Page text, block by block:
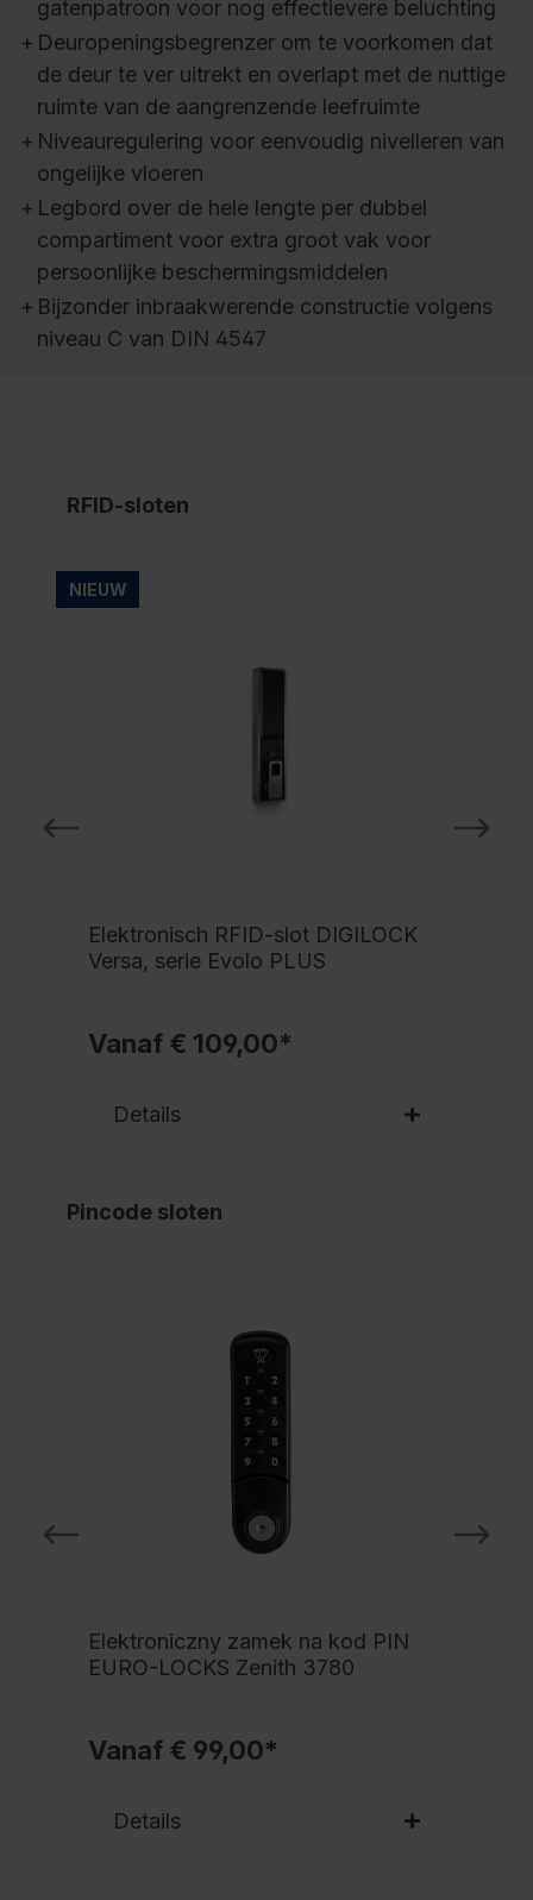
gatenpatroon voor nog effectievere beluchting
+ Deuropeningsbegrenzer om te voorkomen dat
de deur te ver uitrekt en overlapt met de nuttige
ruimte van de aangrenzende leefruimte
+ Niveauregulering voor eenvoudig nivelleren van
ongelijke vloeren
+ Legbord over de hele lengte per dubbel
compartiment voor extra groot vak voor
persoonlijke beschermingsmiddelen
+ Bijzonder inbraakwerende constructie volgens
niveau C van DIN 4547
RFID-sloten
NIEUW
Elektronisch RFID-slot DIGILOCK
Versa, serie Evolo PLUS
Vanaf € 109,00*
Details
Pincode sloten
Elektroniczny zamek na kod PIN
EURO-LOCKS Zenith 3780
Vanaf € 99,00*
Details